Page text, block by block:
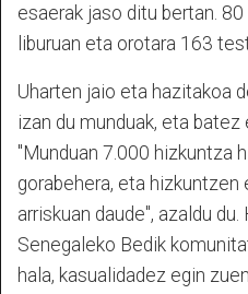
esaerak jaso ditu bertan.
liburuan eta orotara 163
Uharten jaio eta hazitakoa
izan du munduak, eta
"Munduan 7.000 hizkuntza
gorabehera, eta hizkuntzen
arriskuan daude", azaldu
Senegaleko Bedik
hala, kasualidadez egin